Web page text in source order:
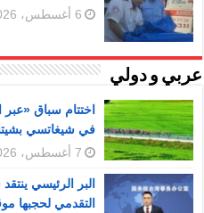
6 أغسطس، 2026
عربي و دولي
اختتام سباق «عبر
في شيغاتسي
7 أغسطس، 2026
البر الرئيسي
التقدمي لحجبها